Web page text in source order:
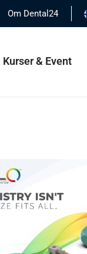
Om Dental24
Kurser & Event